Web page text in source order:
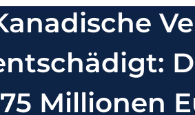
Millionen